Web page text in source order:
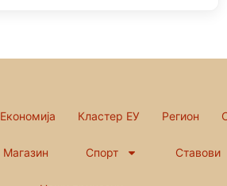
Економија Кластер ЕУ Регион
Магазин Спорт Ставови